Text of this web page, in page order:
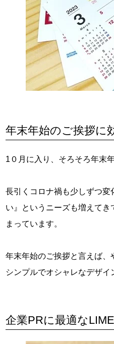
年末年始のご挨拶に
1０月に入り、そろそろ年末
長引くコロナ禍も少しずつ
い』というニーズも増えて
まっています。
年末年始のご挨拶と言えば
シンプルでオシャレなデザ
企業PRに最適な